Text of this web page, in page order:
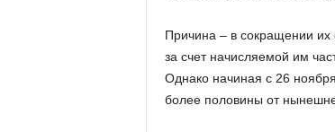
Причина – в сокращении их
за счет начисляемой им
Однако начиная с 26
более половины от